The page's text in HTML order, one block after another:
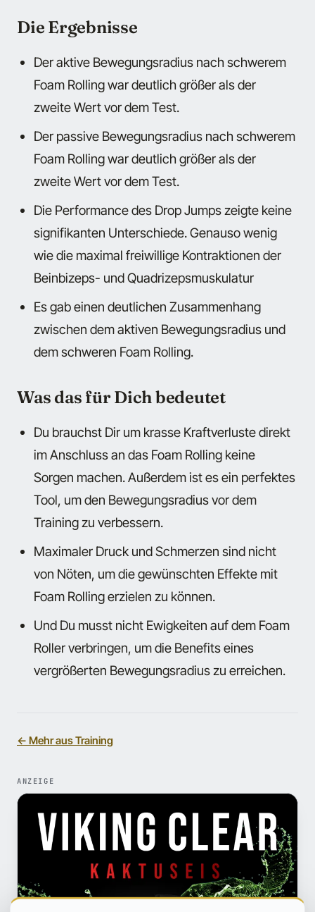
Die Ergebnisse
Der aktive Bewegungsradius nach schwerem
Foam Rolling war deutlich größer als der
zweite Wert vor dem Test.
Der passive Bewegungsradius nach schwerem
Foam Rolling war deutlich größer als der
zweite Wert vor dem Test.
Die Performance des Drop Jumps zeigte keine
signifikanten Unterschiede. Genauso wenig
wie die maximal freiwillige Kontraktionen der
Beinbizeps- und Quadrizepsmuskulatur
Es gab einen deutlichen Zusammenhang
zwischen dem aktiven Bewegungsradius und
dem schweren Foam Rolling.
Was das für Dich bedeutet
Du brauchst Dir um krasse Kraftverluste direkt
im Anschluss an das Foam Rolling keine
Sorgen machen. Außerdem ist es ein perfektes
Tool, um den Bewegungsradius vor dem
Training zu verbessern.
Maximaler Druck und Schmerzen sind nicht
von Nöten, um die gewünschten Effekte mit
Foam Rolling erzielen zu können.
Und Du musst nicht Ewigkeiten auf dem Foam
Roller verbringen, um die Benefits eines
vergrößerten Bewegungsradius zu erreichen.
← Mehr aus Training
ANZEIGE